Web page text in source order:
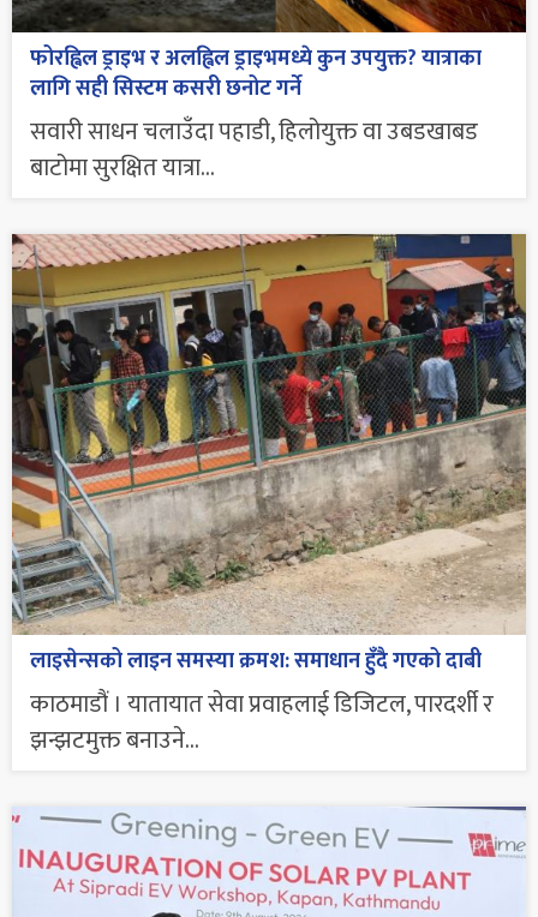
फोरह्विल ड्राइभ र अलह्विल ड्राइभमध्ये कुन उपयुक्त? यात्राका
लागि सही सिस्टम कसरी छनोट गर्ने
सवारी साधन चलाउँदा पहाडी, हिलोयुक्त वा उबडखाबड
बाटोमा सुरक्षित यात्रा...
लाइसेन्सको लाइन समस्या क्रमश: समाधान हुँदै गएको दाबी
काठमाडौं । यातायात सेवा प्रवाहलाई डिजिटल, पारदर्शी र
झन्झटमुक्त बनाउने...